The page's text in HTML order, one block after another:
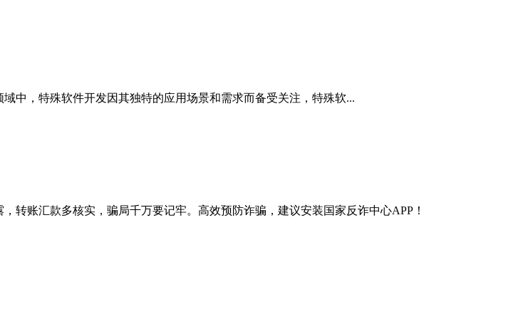
中，特殊软件开发因其独特的应用场景和需求而备受关注，特殊软...
转账汇款多核实，骗局千万要记牢。高效预防诈骗，建议安装国家反诈中心APP！